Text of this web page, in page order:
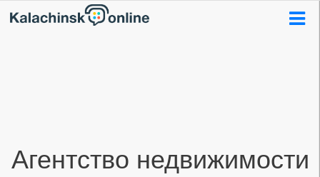
Агентство недвижимости